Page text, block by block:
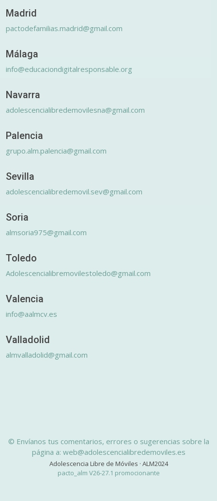
Madrid
pactodefamilias.madrid@gmail.com
Málaga
info@educaciondigitalresponsable.org
Navarra
adolescencialibredemovilesna@gmail.com
Palencia
grupo.alm.palencia@gmail.com
Sevilla
adolescencialibredemovil.sev@gmail.com
Soria
almsoria975@gmail.com
Toledo
Adolescencialibremovilestoledo@gmail.com
Valencia
info@aalmcv.es
Valladolid
almvalladolid@gmail.com
© Envíanos tus comentarios, errores o sugerencias sobre la
página a: web@adolescencialibredemoviles.es
Adolescencia Libre de Móviles · ALM2024
pacto_alm V26-27.1 promocionante